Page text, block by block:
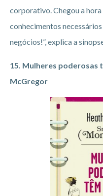
corporativo. Chegou a hora
conhecimentos
negócios!”, explica a
15. Mulheres poderosas
McGregor